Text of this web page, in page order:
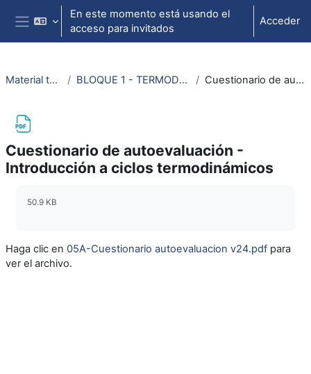
Salta al contenido principal
Panel lateral
En este momento está usando el
acceso para invitados
Acceder
Material termodinámica e ing. térmica BLOQUE 1 - TERMODINÁMICA: Tema 3. Segundo Principio de la Termodinámica Cuestionario de autoevaluación - Introducción a ciclos termodinámicos
Cuestionario de autoevaluación -
Introducción a ciclos termodinámicos
50.9 KB
Haga clic en 05A-Cuestionario autoevaluacion v24.pdf para
ver el archivo.